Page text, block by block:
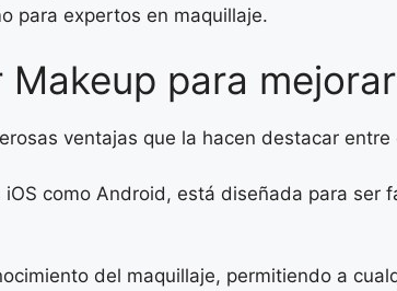
para expertos en maquillaje.
Makeup para
ventajas que la hacen destacar
como Android, está diseñada para ser
del maquillaje, permitiendo a